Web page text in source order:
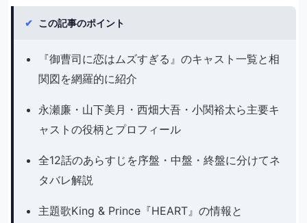
✔ この記事のポイント
『御曹司に恋はムズすぎる』のキャスト一覧と相
関図を網羅的に紹介
永瀬廉・山下美月・西畑大吾・小関裕太ら主要キ
ャストの役柄とプロフィール
全12話のあらすじを序盤・中盤・終盤に分けてネ
タバレ解説
主題歌King & Prince『HEART』の情報と